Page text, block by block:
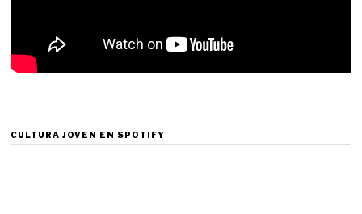
CULTURA JOVEN EN SPOTIFY